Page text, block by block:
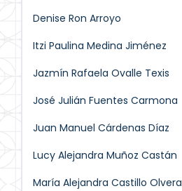
Denise Ron Arroyo
Itzi Paulina Medina Jiménez
Jazmín Rafaela Ovalle Texis
José Julián Fuentes Carmona
Juan Manuel Cárdenas Díaz
Lucy Alejandra Muñoz Castán
María Alejandra Castillo Olvera